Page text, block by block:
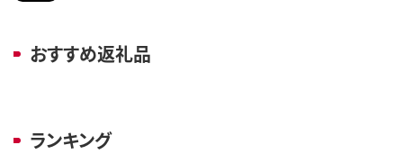
おすすめ返礼品
ランキング